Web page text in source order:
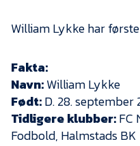
William Lykke har
Fakta:
Navn:William Lykke
Født:D. 28. september
Tidligere klubber:FC
Fodbold, Halmstads BK